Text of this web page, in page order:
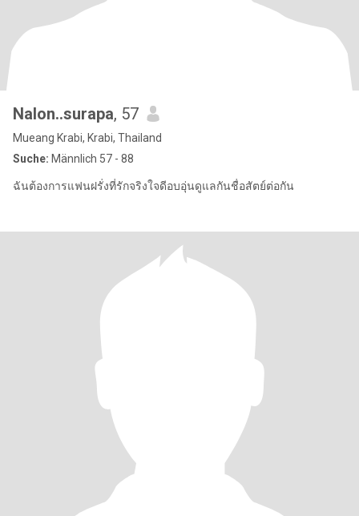
Nalon..surapa, 57
Mueang Krabi, Krabi, Thailand
Suche: Männlich 57 - 88
ฉันต้องการแฟนฝรั่งที่รักจริงใจดีอบอุ่นดูแลกันชื่อสัตย์ต่อกัน